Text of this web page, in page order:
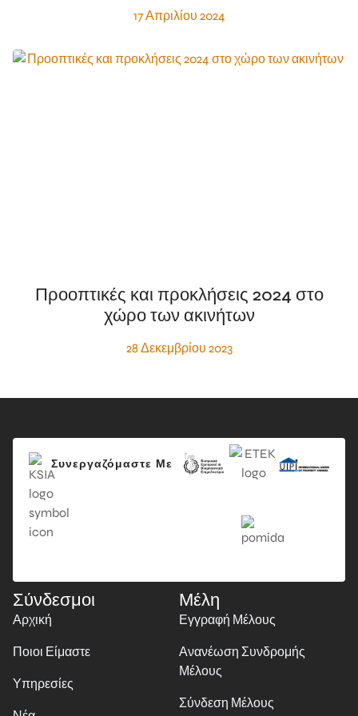
17 Απριλίου 2024
Προοπτικές και προκλήσεις 2024 στο
χώρο των ακινήτων
28 Δεκεμβρίου 2023
Συνεργαζόμαστε Με
Σύνδεσμοι
Αρχική
Ποιοι Είμαστε
Υπηρεσίες
Μέλη
Εγγραφή Μέλους
Ανανέωση Συνδρομής
Μέλους
Σύνδεση Μέλους